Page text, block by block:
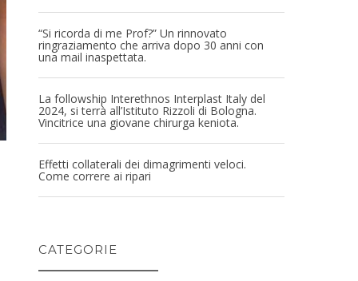
“Si ricorda di me Prof?” Un rinnovato
ringraziamento che arriva dopo 30 anni con
una mail inaspettata.
La followship Interethnos Interplast Italy del
2024, si terrà all’Istituto Rizzoli di Bologna.
Vincitrice una giovane chirurga keniota.
Effetti collaterali dei dimagrimenti veloci.
Come correre ai ripari
CATEGORIE